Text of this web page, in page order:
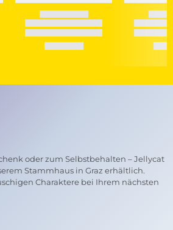
oder zum Selbstbehalten – Jellycat
Stammhaus in Graz erhältlich.
Charaktere bei Ihrem nächsten